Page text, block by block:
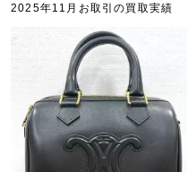
2025年11月お取引の買取実績